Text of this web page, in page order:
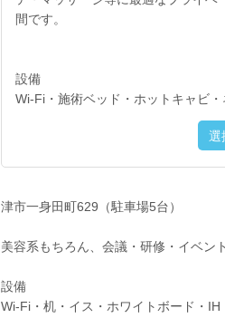
間です。
設備
Wi-Fi・施術ベッド・ホットキャビ・
選
津市一身田町629（駐車場5台）
美容系もちろん、会議・研修・イベン
設備
Wi-Fi・机・イス・ホワイトボード・